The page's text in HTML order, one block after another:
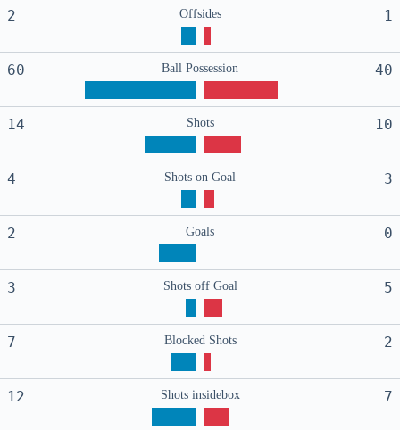
2 Offsides 1
60 Ball Possession 40
14 Shots 10
4 Shots on Goal 3
2 Goals 0
3 Shots off Goal 5
7 Blocked Shots 2
12 Shots insidebox 7